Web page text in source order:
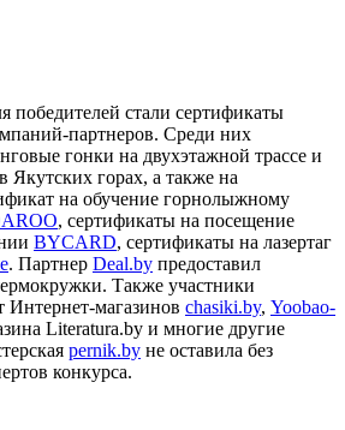
победителей стали сертификаты
партнеров. Среди них
гонки на двухэтажной трассе и
Якутских горах, а также на
на обучение горнолыжному
, сертификаты на посещение
BYCARD, сертификаты на лазертаг
. Партнер Deal.by предоставил
Также участники
магазинов chasiki.by, Yoobao-
Literatura.by и многие другие
pernik.by не оставила без
конкурса.